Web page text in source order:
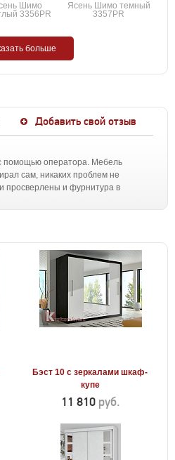
Шимо
3356PR
Ясень Шимо темный
3357PR
больше
Добавить свой отзыв
помощью оператора. Мебель
сам, никаких проблем не
просверлены и фурнитура в
Бэст 10 с зеркалами шкаф-
купе
11 810 руб.